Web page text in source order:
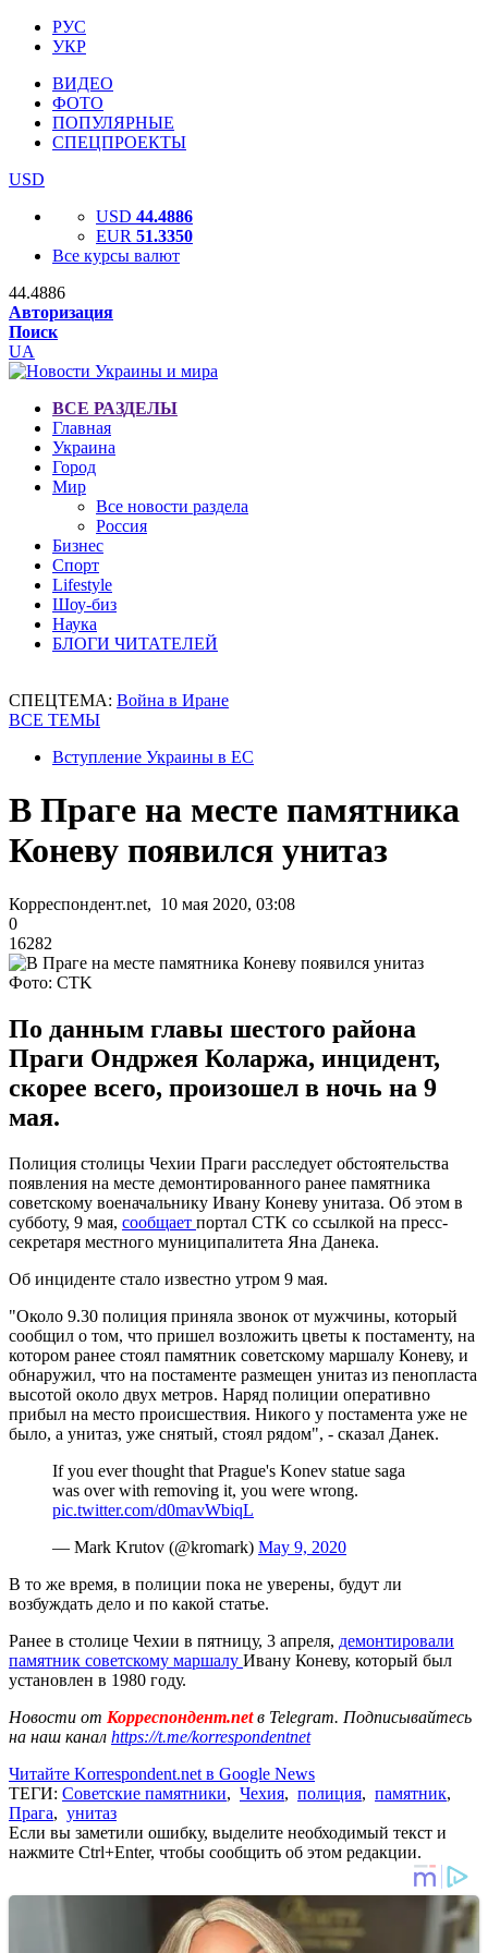
РУС
УКР
ВИДЕО
ФОТО
ПОПУЛЯРНЫЕ
СПЕЦПРОЕКТЫ
USD
USD 44.4886
EUR 51.3350
Все курсы валют
44.4886
Авторизация
Поиск
UA
ВСЕ РАЗДЕЛЫ
Главная
Украина
Город
Мир
Все новости раздела
Россия
Бизнес
Спорт
Lifestyle
Шоу-биз
Наука
БЛОГИ ЧИТАТЕЛЕЙ
СПЕЦТЕМА: Война в Иране
ВСЕ ТЕМЫ
Вступление Украины в ЕС
В Праге на месте памятника
Коневу появился унитаз
Корреспондент.net, 10 мая 2020, 03:08
0
16282
Фото: CTK
По данным главы шестого района
Праги Ондржея Коларжа, инцидент,
скорее всего, произошел в ночь на 9
мая.
Полиция столицы Чехии Праги расследует обстоятельства
появления на месте демонтированного ранее памятника
советскому военачальнику Ивану Коневу унитаза. Об этом в
субботу, 9 мая, сообщает портал CTK со ссылкой на пресс-
секретаря местного муниципалитета Яна Данека.
Об инциденте стало известно утром 9 мая.
"Около 9.30 полиция приняла звонок от мужчины, который
сообщил о том, что пришел возложить цветы к постаменту, на
котором ранее стоял памятник советскому маршалу Коневу, и
обнаружил, что на постаменте размещен унитаз из пенопласта
высотой около двух метров. Наряд полиции оперативно
прибыл на место происшествия. Никого у постамента уже не
было, а унитаз, уже снятый, стоял рядом", - сказал Данек.
If you ever thought that Prague's Konev statue saga
was over with removing it, you were wrong.
pic.twitter.com/d0mavWbiqL
— Mark Krutov (@kromark) May 9, 2020
В то же время, в полиции пока не уверены, будут ли
возбуждать дело и по какой статье.
Ранее в столице Чехии в пятницу, 3 апреля, демонтировали
памятник советскому маршалу Ивану Коневу, который был
установлен в 1980 году.
Новости от Корреспондент.netв Telegram. Подписывайтесь
на наш канал https://t.me/korrespondentnet
Читайте Korrespondent.net в Google News
ТЕГИ: Советские памятники, Чехия, полиция, памятник,
Прага, унитаз
Если вы заметили ошибку, выделите необходимый текст и
нажмите Ctrl+Enter, чтобы сообщить об этом редакции.